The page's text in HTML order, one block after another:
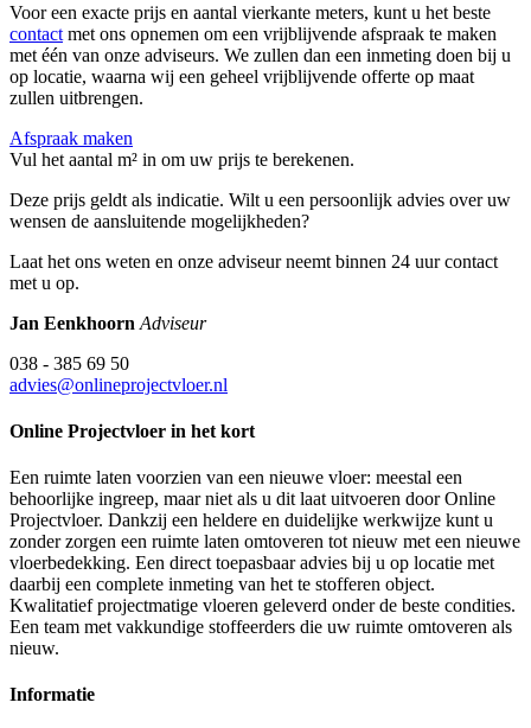
Voor een exacte prijs en aantal vierkante meters, kunt u het beste
contact met ons opnemen om een vrijblijvende afspraak te maken
met één van onze adviseurs. We zullen dan een inmeting doen bij u
op locatie, waarna wij een geheel vrijblijvende offerte op maat
zullen uitbrengen.
Afspraak maken
Vul het aantal m² in om uw prijs te berekenen.
Deze prijs geldt als indicatie. Wilt u een persoonlijk advies over uw
wensen de aansluitende mogelijkheden?
Laat het ons weten en onze adviseur neemt binnen 24 uur contact
met u op.
Jan Eenkhoorn Adviseur
038 - 385 69 50
advies@onlineprojectvloer.nl
Online Projectvloer in het kort
Een ruimte laten voorzien van een nieuwe vloer: meestal een
behoorlijke ingreep, maar niet als u dit laat uitvoeren door Online
Projectvloer. Dankzij een heldere en duidelijke werkwijze kunt u
zonder zorgen een ruimte laten omtoveren tot nieuw met een nieuwe
vloerbedekking. Een direct toepasbaar advies bij u op locatie met
daarbij een complete inmeting van het te stofferen object.
Kwalitatief projectmatige vloeren geleverd onder de beste condities.
Een team met vakkundige stoffeerders die uw ruimte omtoveren als
nieuw.
Informatie